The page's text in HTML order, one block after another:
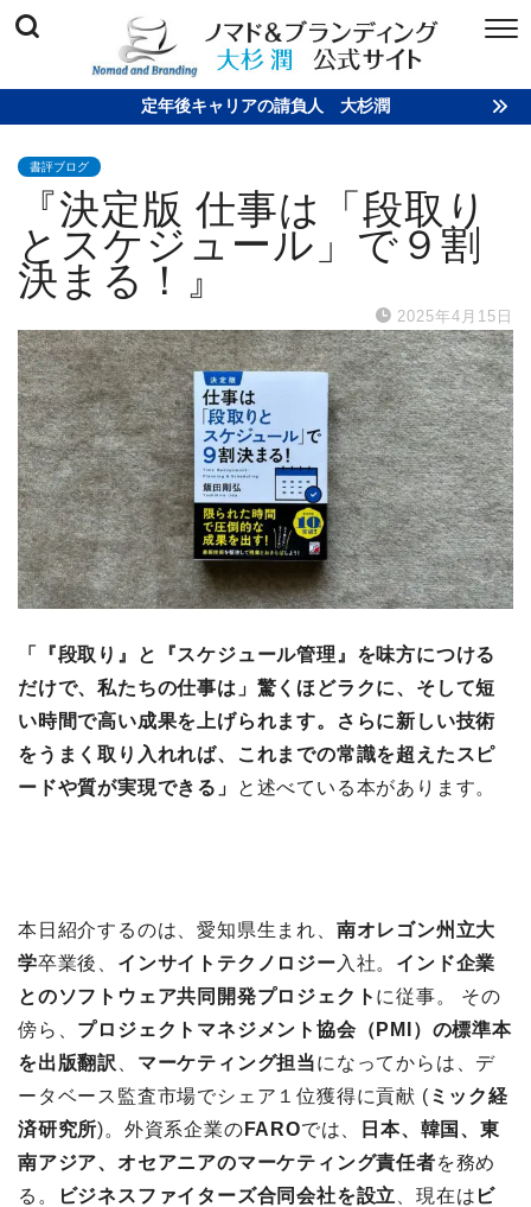
定年後キャリアの請負人 大杉潤
書評ブログ
『決定版 仕事は「段取り
とスケジュール」で９割
決まる！』
2025年4月15日
「『段取り』と『スケジュール管理』を味方につける
だけで、私たちの仕事は」驚くほどラクに、そして短
い時間で高い成果を上げられます。さらに新しい技術
をうまく取り入れれば、これまでの常識を超えたスピ
ードや質が実現できる」
と述べている本があります。
本日紹介するのは、愛知県生まれ、 南オレゴン州立大
学卒業後、 インサイトテクノロジー 入社。 インド企業
とのソフトウェア共同開発プロジェクト に従事。 その
傍ら、 プロジェクトマネジメント協会（PMI）の標準本
を出版翻訳
マーケティング担当になってからは、デ
ータベース監査市場でシェア１位獲得に貢献 ( ミック経
済研究所)。外資系企業の FAROでは、
日本、韓国、東
南アジア、オセアニアのマーケティング責任者を務め
る。
ビジネスファイターズ合同会社を設立 、現在は ビ